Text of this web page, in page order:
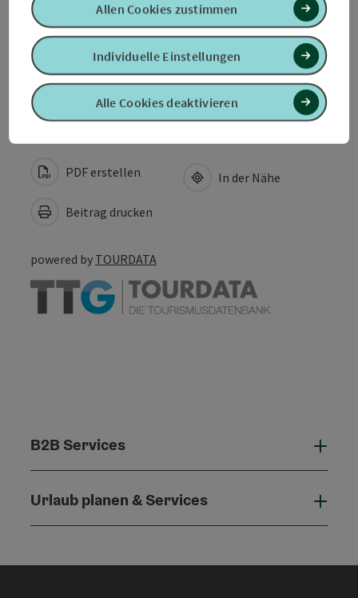
Barrierefreiheit
Mehr Entdecken
PDF erstellen
Beitrag drucken
In der Nähe
powered by TOURDATA
B2B Services
Urlaub planen & Services
Alle Cookies deaktivieren
Individuelle Einstellungen
Allen Cookies zustimmen